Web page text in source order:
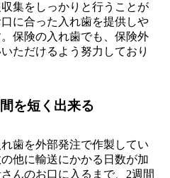
集をしっかりと行うことが
に合った入れ歯を提供しや
保険の入れ歯でも、保険外
ただけるよう努力しており
を短く出来る
歯を外部発注で作製してい
他に輸送にかかる日数が加
んのお口に入るまで、2週間